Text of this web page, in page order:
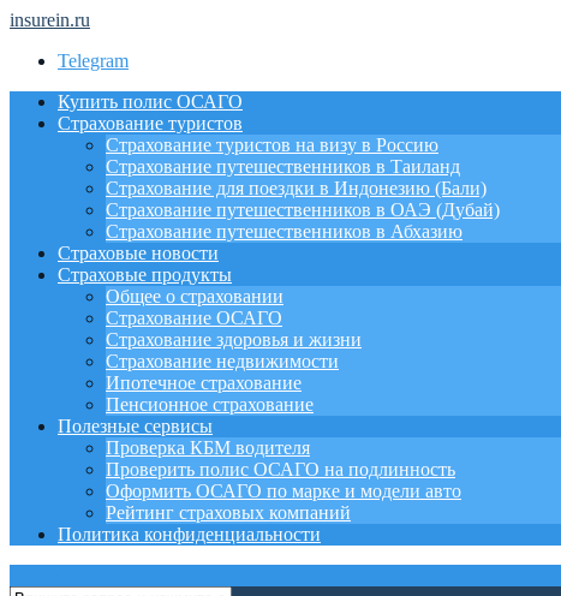
insurein.ru
Telegram
Купить полис ОСАГО
Страхование туристов
Страхование туристов на визу в Россию
Страхование путешественников в Таиланд
Страхование для поездки в Индонезию (Бали)
Страхование путешественников в ОАЭ (Дубай)
Страхование путешественников в Абхазию
Страховые новости
Страховые продукты
Общее о страховании
Страхование ОСАГО
Страхование здоровья и жизни
Страхование недвижимости
Ипотечное страхование
Пенсионное страхование
Полезные сервисы
Проверка КБМ водителя
Проверить полис ОСАГО на подлинность
Оформить ОСАГО по марке и модели авто
Рейтинг страховых компаний
Политика конфиденциальности